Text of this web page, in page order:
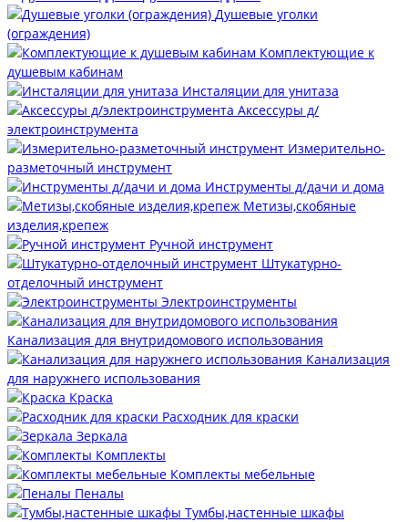
Душевые уголки
(ограждения)
Комплектующие к
душевым кабинам
Инсталяции для унитаза
Аксессуры д/
электроинструмента
Измерительно-
разметочный инструмент
Инструменты д/дачи и дома
Метизы,скобяные
изделия,крепеж
Ручной инструмент
Штукатурно-
отделочный инструмент
Электроинструменты
Канализация для внутридомового использования
Канализация
для наружнего использования
Краска
Расходник для краски
Зеркала
Комплекты
Комплекты мебельные
Пеналы
Тумбы,настенные шкафы